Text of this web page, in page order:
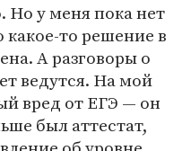
Но у меня пока нет
то решение в
А разговоры о
ведутся. На мой
вред от ЕГЭ — он
был аттестат,